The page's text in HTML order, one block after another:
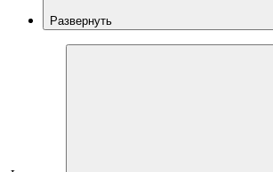
Развернуть